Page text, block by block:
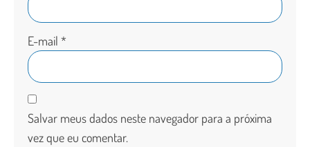
E-mail *
Salvar meus dados neste navegador para a próxima
vez que eu comentar.